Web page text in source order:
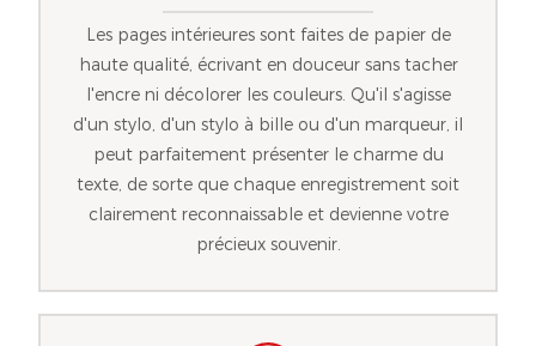
Les pages intérieures sont faites de papier de
haute qualité, écrivant en douceur sans tacher
l'encre ni décolorer les couleurs. Qu'il s'agisse
d'un stylo, d'un stylo à bille ou d'un marqueur, il
peut parfaitement présenter le charme du
texte, de sorte que chaque enregistrement soit
clairement reconnaissable et devienne votre
précieux souvenir.